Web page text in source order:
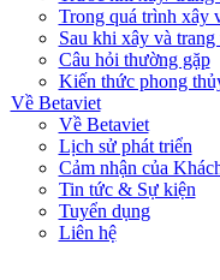
Trong quá trình xây
Sau khi xây và trang
Câu hỏi thường gặp
Kiến thức phong
Về Betaviet
Về Betaviet
Lịch sử phát triển
Cảm nhận của
Tin tức & Sự kiện
Tuyển dụng
Liên hệ